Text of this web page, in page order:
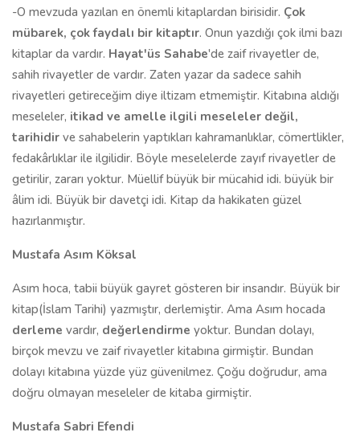
-O mevzuda yazılan en önemli kitaplardan birisidir. Çok
mübarek, çok faydalı bir kitaptır. Onun yazdığı çok ilmi bazı
kitaplar da vardır. Hayat'üs Sahabe'de zaif rivayetler de,
sahih rivayetler de vardır. Zaten yazar da sadece sahih
rivayetleri getireceğim diye iltizam etmemiştir. Kitabına aldığı
meseleler, itikad ve amelle ilgili meseleler değil,
tarihidir ve sahabelerin yaptıkları kahramanlıklar, cömertlikler,
fedakârlıklar ile ilgilidir. Böyle meselelerde zayıf rivayetler de
getirilir, zararı yoktur. Müellif büyük bir mücahid idi. büyük bir
âlim idi. Büyük bir davetçi idi. Kitap da hakikaten güzel
hazırlanmıştır.
Mustafa Asım Köksal
Asım hoca, tabii büyük gayret gösteren bir insandır. Büyük bir
kitap(İslam Tarihi) yazmıştır, derlemiştir. Ama Asım hocada
derleme vardır, değerlendirme yoktur. Bundan dolayı,
birçok mevzu ve zaif rivayetler kitabına girmiştir. Bundan
dolayı kitabına yüzde yüz güvenilmez. Çoğu doğrudur, ama
doğru olmayan meseleler de kitaba girmiştir.
Mustafa Sabri Efendi